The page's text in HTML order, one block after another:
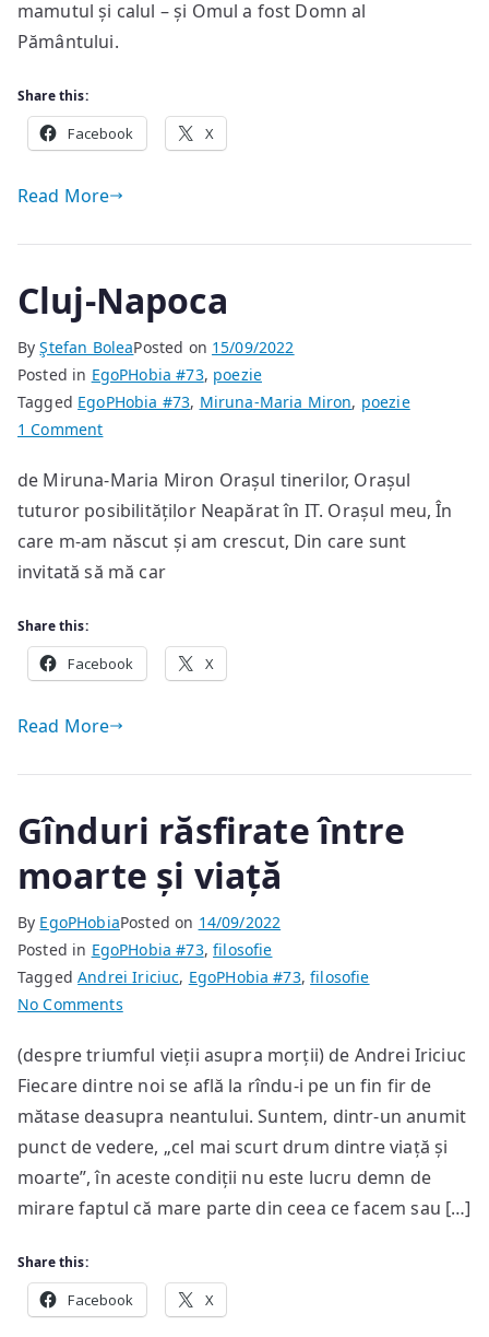
mamutul și calul – și Omul a fost Domn al
Pământului.
Share this:
Facebook X
Read More
Cluj-Napoca
ByŞtefan BoleaPosted on 15/09/2022
Posted in EgoPHobia #73, poezie
Tagged EgoPHobia #73, Miruna-Maria Miron, poezie
1 Commenton
Napoca
de Miruna-Maria Miron Orașul tinerilor, Orașul
tuturor posibilităților Neapărat în IT. Orașul meu, În
care m-am născut și am crescut, Din care sunt
invitată să mă car
Share this:
Facebook X
Read More
Gînduri răsfirate între
moarte și viață
By EgoPHobiaPosted on 14/09/2022
Posted in EgoPHobia #73,filosofie
TaggedAndrei Iriciuc, EgoPHobia #73,filosofie
No Commentson
răsfirate
între
moarte
și
viață
(despre triumful vieții asupra morții) de Andrei Iriciuc
Fiecare dintre noi se află la rîndu-i pe un fin fir de
mătase deasupra neantului. Suntem, dintr-un anumit
punct de vedere, „cel mai scurt drum dintre viață și
moarte”, în aceste condiții nu este lucru demn de
mirare faptul că mare parte din ceea ce facem sau […]
Share this:
Facebook X